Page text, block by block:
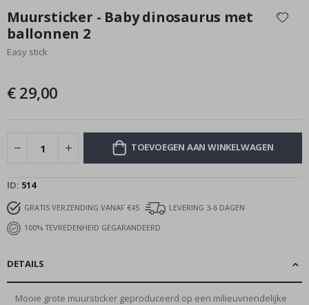
het
begin
van
gallerij
Muursticker - Baby dinosaurus met
ballonnen 2
Easy stick
€ 29,00
TOEVOEGEN AAN WINKELWAGEN
ID 514
GRATIS VERZENDING VANAF €45
LEVERING 3-6 DAGEN
100% TEVREDENHEID GEGARANDEERD
DETAILS
Mooie grote muursticker geproduceerd op een milieuvriendelijke